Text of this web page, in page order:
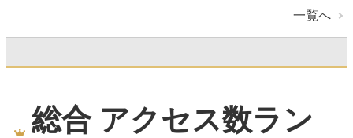
一覧へ
総合 アクセス数ラン